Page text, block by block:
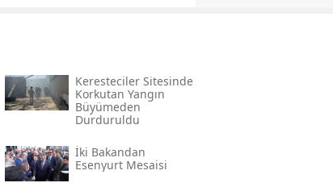
Keresteciler Sitesinde
Korkutan Yangın
Büyümeden
Durduruldu
İki Bakandan
Esenyurt Mesaisi